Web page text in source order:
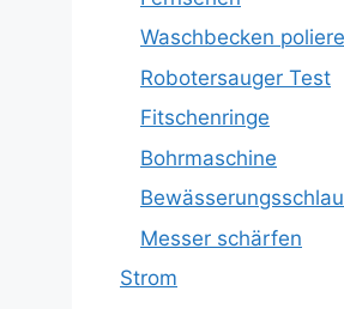
Waschbecken
Robotersauger Test
Fitschenringe
Bohrmaschine
Messer schärfen
Strom